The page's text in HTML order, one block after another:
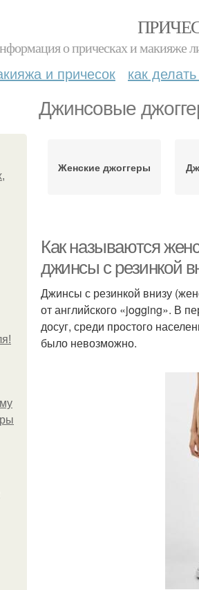
о прическах и макияже
и причесок как
Джинсовые
Женские джоггеры
Как называются
джинсы с резинкой
Джинсы с резинкой внизу
от английского «jogging». В
досуг, среди простого
было невозможно.